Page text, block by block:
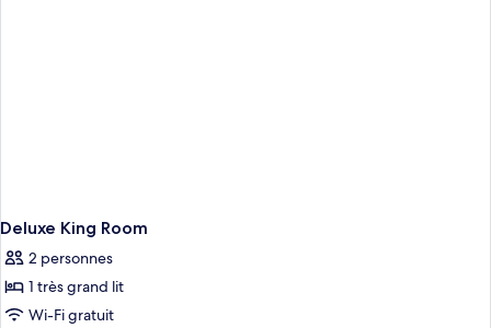
Deluxe King Room
2 personnes
1 très grand lit
Wi-Fi gratuit